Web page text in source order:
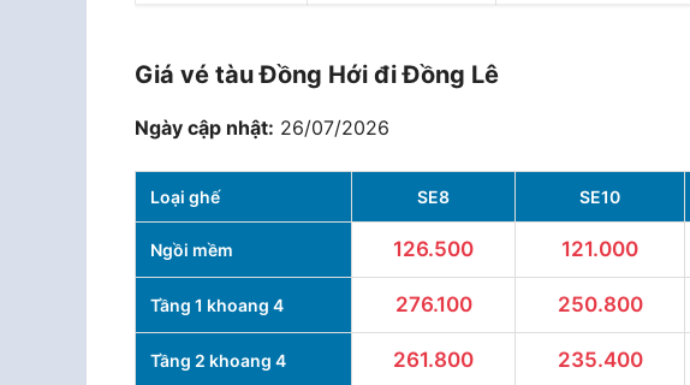
Giá vé tàu Đồng Hới đi Đồng Lê
Ngày cập nhật: 26/07/2026
Loại ghế SE8 SE10
Ngồi mềm 126.500 121.000
Tầng 1 khoang 4 276.100 250.800
Tầng 2 khoang 4 261.800 235.400